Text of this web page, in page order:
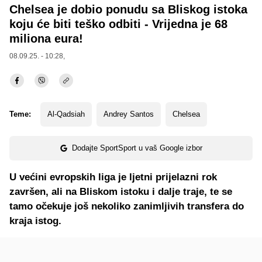
Chelsea je dobio ponudu sa Bliskog istoka
koju će biti teško odbiti - Vrijedna je 68
miliona eura!
08.09.25. - 10:28,
Teme: Al-Qadsiah Andrey Santos Chelsea
Dodajte SportSport u vaš Google izbor
U većini evropskih liga je ljetni prijelazni rok
završen, ali na Bliskom istoku i dalje traje, te se
tamo očekuje još nekoliko zanimljivih transfera do
kraja istog.